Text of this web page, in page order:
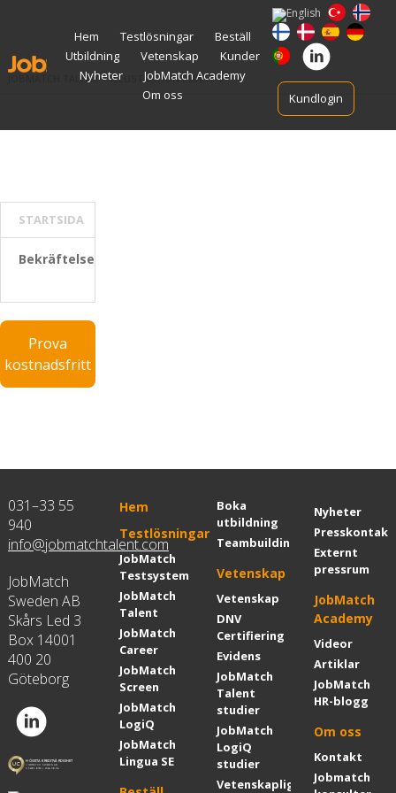
Gå
vidare
till
innehåll
Hem Testlösningar
Beställ
Utbildning
Vetenskap
Kunder
Nyheter
JobMatch Academy
Om oss
Kundlogin
JOBMATCH TALENT>ILLUSTRATION PUNKT 3
STARTSIDA
Bekräftelse
Prova
kostnadsfritt
031–33 55
940
info@jobmatchtalent.com
JobMatch
Sweden AB
Skårs Led 3
Box 14001
400 20
Göteborg
Hem
Testlösningar
JobMatch
Testsystem
JobMatch
Talent
JobMatch
Career
JobMatch
Screen
JobMatch
LogiQ
JobMatch
Lingua SE
Boka
utbildning
Teambuilding
Vetenskap
Vetenskap
DNV
Certifiering
Evidens
JobMatch
Talent
studier
JobMatch
LogiQ
studier
Vetenskapliga
Nyheter
Presskontakt
Externt
pressrum
JobMatch
Academy
Videor
Artiklar
JobMatch
HR-blogg
Om oss
Kontakt
Jobmatch